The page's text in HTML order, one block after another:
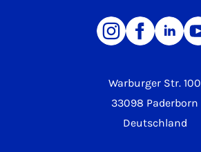
Warburger Str. 100
33098 Paderborn
Deutschland